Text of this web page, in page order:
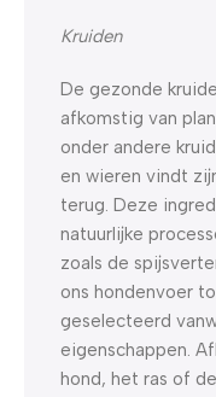
Kruiden
De gezonde
afkomstig van
onder andere
en wieren vindt
terug. Deze
natuurlijke
zoals de
ons hondenvoer
geselecteerd
eigenschappen.
hond, het ras of